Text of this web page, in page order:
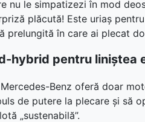
nu le simpatizezi în mod
plăcută! Este uriaș
prelungită în care ai plecat
hybrid pentru liniștea
Benz oferă doar
de putere la plecare și să
„sustenabilă”.